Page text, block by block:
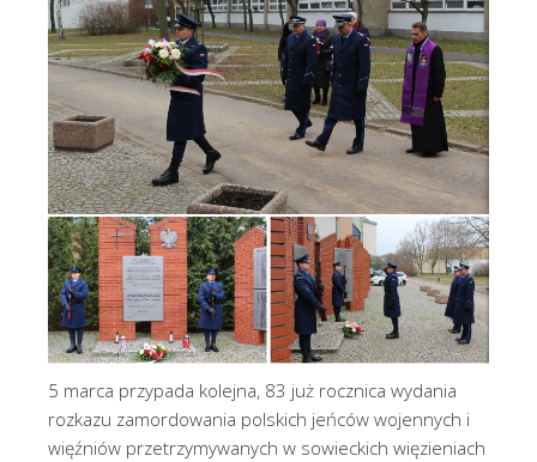
5 marca przypada kolejna, 83 już rocznica wydania
rozkazu zamordowania polskich jeńców wojennych i
więźniów przetrzymywanych w sowieckich więzieniach